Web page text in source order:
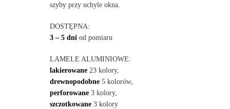
szyby przy uchyle okna.
DOSTĘPNA:
3 – 5 dni od pomiaru
LAMELE ALUMINIOWE:
lakierowane23 kolory,
drewnopodobne5 kolorów,
perforowane3 kolory,
szczotkowane3 kolory